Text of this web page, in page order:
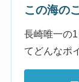
この海の
長崎唯一の
てどんなポ